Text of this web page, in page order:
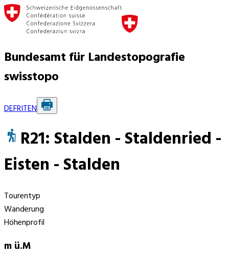
Bundesamt für Landestopografie
swisstopo
DEFRITEN
R21: Stalden - Staldenried -
Eisten - Stalden
Tourentyp
Wanderung
Höhenprofil
m ü.M